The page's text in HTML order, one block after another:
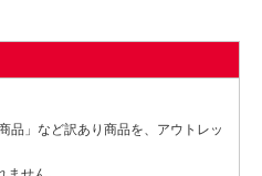
品」など訳あり商品を、アウトレッ